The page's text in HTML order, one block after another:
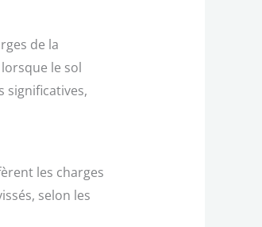
de la
le sol
significatives,
les charges
selon les